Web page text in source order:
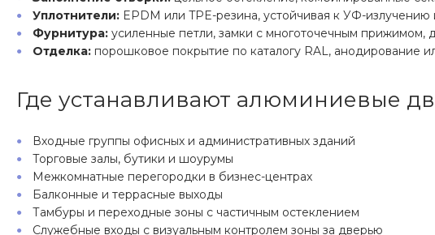
Уплотнители: EPDM или TPE-резина, устойчивая к УФ-
Фурнитура: усиленные петли, замки с многоточечным прижимом,
Отделка: порошковое покрытие по каталогу RAL, анодирование
Где устанавливают алюминиевые
Входные группы офисных и административных зданий
Торговые залы, бутики и шоурумы
Межкомнатные перегородки в бизнес-центрах
Балконные и террасные выходы
Тамбуры и переходные зоны с частичным остеклением
Служебные входы с визуальным контролем зоны за дверью